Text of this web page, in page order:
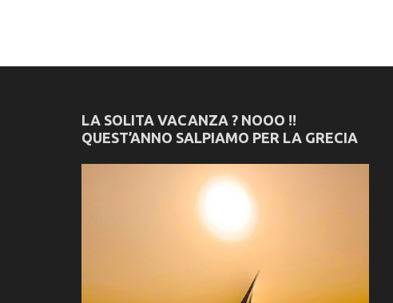
LA SOLITA VACANZA ? NOOO !!
QUEST’ANNO SALPIAMO PER LA GRECIA